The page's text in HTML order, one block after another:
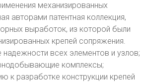
механизированных
авторами патентная коллекция,
выработок, из которой были
крепей сопряжения.
всех элементов и узлов;
комплексы;
к разработке конструкции крепей